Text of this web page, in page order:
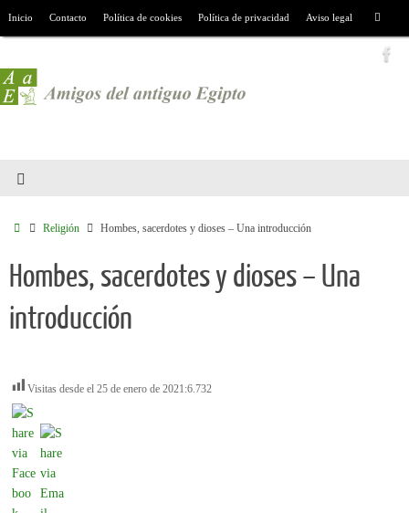
Inicio Contacto Política de cookies Política de privacidad Aviso legal
Religión Hombes, sacerdotes y dioses – Una introducción
Hombes, sacerdotes y dioses – Una
introducción
Visitas desde el 25 de enero de 2021:6.732